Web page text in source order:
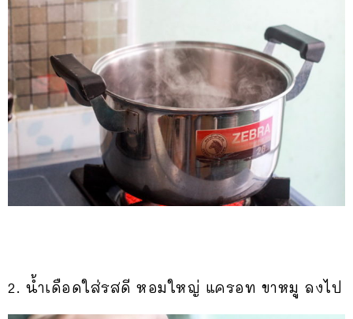
2. น้ำเดือดใส่รสดี หอมใหญ่ แครอท ขาหมู ลงไป